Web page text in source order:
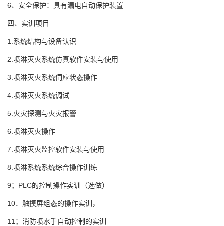
6、安全保护：具有漏电自动保护装置
四、实训项目
1.系统结构与设备认识
2.喷淋灭火系统仿真软件安装与使用
3.喷淋灭火系统伺应状态操作
4.喷淋灭火系统调试
5.火灾探测与火灾报警
6.喷淋灭火操作
7.喷淋灭火监控软件安装与使用
8.喷淋系统系统综合操作训练
9；PLC的控制操作实训（选做）
10．触摸屏组态的操作实训，
11；消防喷水手自动控制的实训